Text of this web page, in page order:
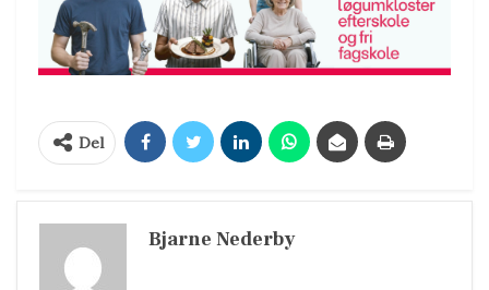
Del
Bjarne Nederby